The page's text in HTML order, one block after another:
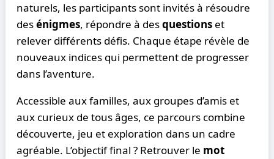
naturels, les participants sont invités à résoudre
desénigmes, répondre à desquestions et
relever différents défis. Chaque étape révèle de
nouveaux indices qui permettent de progresser
dans l’aventure.
Accessible aux familles, aux groupes d’amis et
aux curieux de tous âges, ce parcours combine
découverte, jeu et exploration dans un cadre
agréable. L’objectif final ? Retrouver le mot